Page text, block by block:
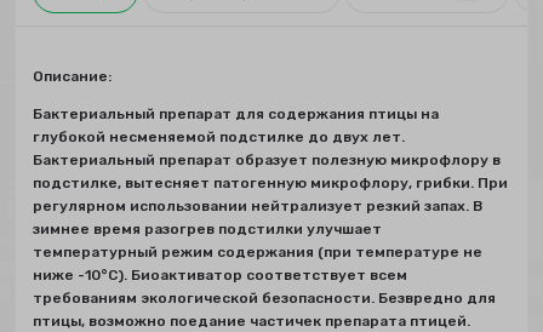
Описание:
Бактериальный препарат для содержания птицы на
глубокой несменяемой подстилке до двух лет.
Бактериальный препарат образует полезную микрофлору в
подстилке, вытесняет патогенную микрофлору, грибки. При
регулярном использовании нейтрализует резкий запах. В
зимнее время разогрев подстилки улучшает
температурный режим содержания (при температуре не
ниже -10°C). Биоактиватор соответствует всем
требованиям экологической безопасности. Безвредно для
птицы, возможно поедание частичек препарата птицей.